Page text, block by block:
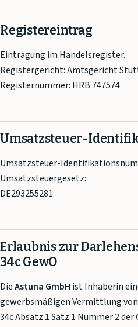
Registereintrag
Eintragung im Handelsregister.
Registergericht: Amtsgericht
Registernummer: HRB 747574
Umsatzsteuer-
Umsatzsteuer-
Umsatzsteuergesetz:
DE293255281
Erlaubnis zur
34c GewO
DieAstuna GmbH ist Inhaberin
gewerbsmäßigen Vermittlung
34c Absatz 1 Satz 1 Nummer 2